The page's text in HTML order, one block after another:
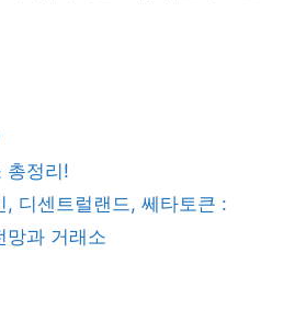
총정리!
, 디센트럴랜드, 쎄타토큰 :
망과 거래소